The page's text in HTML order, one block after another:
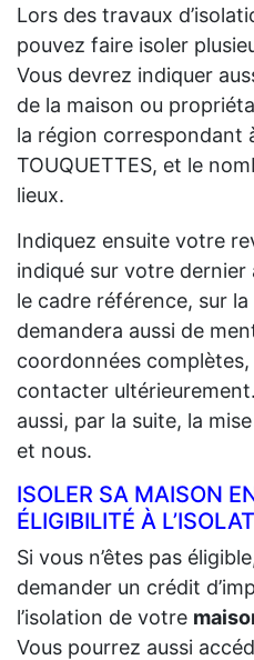
Lors des travaux
pouvez faire isoler
Vous devrez indiquer
de la maison ou
la région correspondant
TOUQUETTES, et le
lieux.
Indiquez ensuite votre
indiqué sur votre dernier
le cadre référence, sur
demandera aussi de
coordonnées
contacter ultérieurement.
aussi, par la suite, la
et nous.
ISOLER SA MAISON
ÉLIGIBILITÉ À
Si vous n’êtes pas
demander un crédit
l’isolation de votre
Vous pourrez aussi